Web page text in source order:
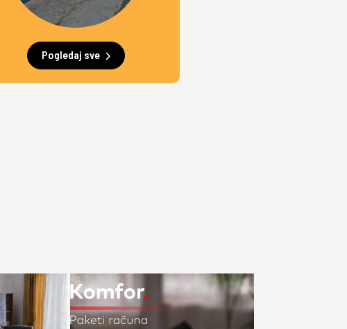
Pogledaj sve